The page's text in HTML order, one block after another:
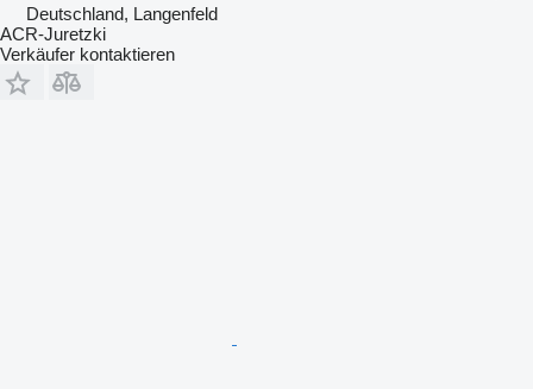
Deutschland, Langenfeld
ACR-Juretzki
Verkäufer kontaktieren